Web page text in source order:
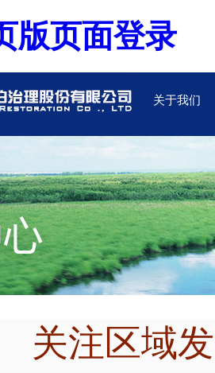
版页面登录
关于我们
关注区域